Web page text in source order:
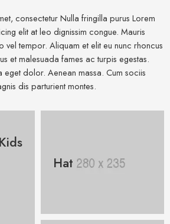
consectetur Nulla fringilla purus Lorem
elit at leo dignissim congue. Mauris
vel tempor. Aliquam et elit eu nunc rhoncus
et malesuada fames ac turpis egestas.
dolor. Aenean massa. Cum sociis
dis parturient montes.
Kids
Hat